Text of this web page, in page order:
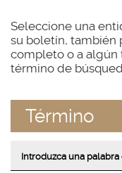
Seleccione una
su boletín, también
completo o a
término de
Término